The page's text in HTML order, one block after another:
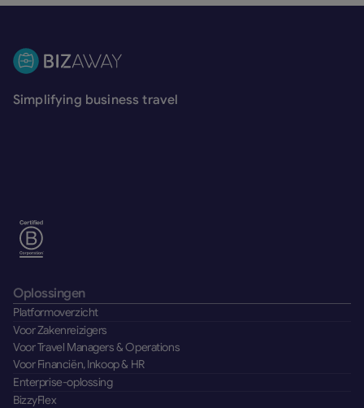
Simplifying business travel
Oplossingen
Platformoverzicht
Voor Zakenreizigers
Voor Travel Managers & Operations
Voor Financiën, Inkoop & HR
Enterprise-oplossing
BizzyFlex